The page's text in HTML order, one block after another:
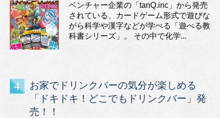
ベンチャー企業の「tanQ.inc」から発売
されている、カードゲーム形式で遊びな
がら科学や漢字などが学べる「遊べる教
科書シリーズ」。 その中で化学...
お家でドリンクバーの気分が楽しめる
「ドキドキ！どこでもドリンクバー」発
売！！